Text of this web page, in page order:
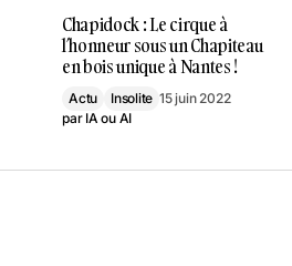
Chapidock : Le cirque à
l’honneur sous un Chapiteau
en bois unique à Nantes !
Actu Insolite 15 juin 2022
par IA ou AI